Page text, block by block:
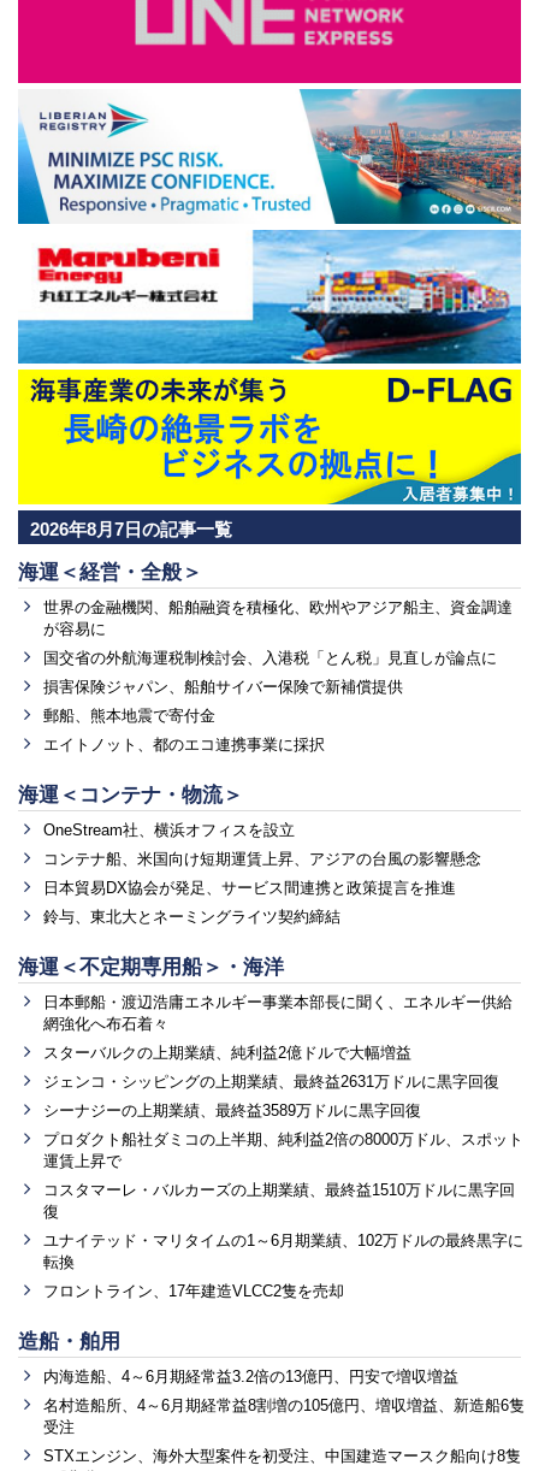
2026年8月7日の記事一覧
海運＜経営・全般＞
世界の金融機関、船舶融資を積極化、欧州やアジア船主、資金調達
が容易に
国交省の外航海運税制検討会、入港税「とん税」見直しが論点に
損害保険ジャパン、船舶サイバー保険で新補償提供
郵船、熊本地震で寄付金
エイトノット、都のエコ連携事業に採択
海運＜コンテナ・物流＞
OneStream社、横浜オフィスを設立
コンテナ船、米国向け短期運賃上昇、アジアの台風の影響懸念
日本貿易DX協会が発足、サービス間連携と政策提言を推進
鈴与、東北大とネーミングライツ契約締結
海運＜不定期専用船＞・海洋
日本郵船・渡辺浩庸エネルギー事業本部長に聞く、エネルギー供給
網強化へ布石着々
スターバルクの上期業績、純利益2億ドルで大幅増益
ジェンコ・シッピングの上期業績、最終益2631万ドルに黒字回復
シーナジーの上期業績、最終益3589万ドルに黒字回復
プロダクト船社ダミコの上半期、純利益2倍の8000万ドル、スポット
運賃上昇で
コスタマーレ・バルカーズの上期業績、最終益1510万ドルに黒字回
復
ユナイテッド・マリタイムの1～6月期業績、102万ドルの最終黒字に
転換
フロントライン、17年建造VLCC2隻を売却
造船・舶用
内海造船、4～6月期経常益3.2倍の13億円、円安で増収増益
名村造船所、4～6月期経常益8割増の105億円、増収増益、新造船6隻
受注
STXエンジン、海外大型案件を初受注、中国建造マースク船向け8隻